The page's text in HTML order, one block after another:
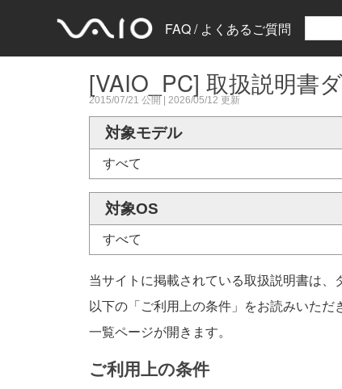
FAQ / よくあるご質問
[VAIO_PC] 取扱説明書
2015/07/21 公開 | 2026/05/12 更新
対象モデル
すべて
対象OS
すべて
当サイトに掲載されている取扱説明書は、
以下の「ご利用上の条件」をお読みいた
一覧ページが開きます。
ご利用上の条件